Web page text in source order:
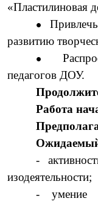
«Пластилиновая
развитию
педагогов ДОУ.
Работа
Ожидаемый
-
изодеятельности;
- умение